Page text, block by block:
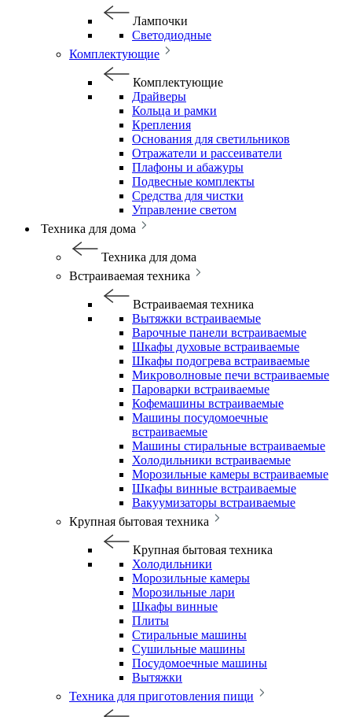
Лампочки
Светодиодные
Комплектующие
Комплектующие
Драйверы
Кольца и рамки
Крепления
Основания для светильников
Отражатели и рассеиватели
Плафоны и абажуры
Подвесные комплекты
Средства для чистки
Управление светом
Техника для дома
Техника для дома
Встраиваемая техника
Встраиваемая техника
Вытяжки встраиваемые
Варочные панели встраиваемые
Шкафы духовые встраиваемые
Шкафы подогрева встраиваемые
Микроволновые печи встраиваемые
Пароварки встраиваемые
Кофемашины встраиваемые
Машины посудомоечные
встраиваемые
Машины стиральные встраиваемые
Холодильники встраиваемые
Морозильные камеры встраиваемые
Шкафы винные встраиваемые
Вакуумизаторы встраиваемые
Крупная бытовая техника
Крупная бытовая техника
Холодильники
Морозильные камеры
Морозильные лари
Шкафы винные
Плиты
Стиральные машины
Сушильные машины
Посудомоечные машины
Вытяжки
Техника для приготовления пищи